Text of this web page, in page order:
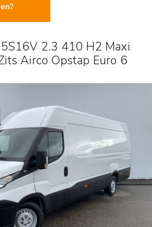
2.3 410 H2 Maxi
Airco Opstap Euro 6